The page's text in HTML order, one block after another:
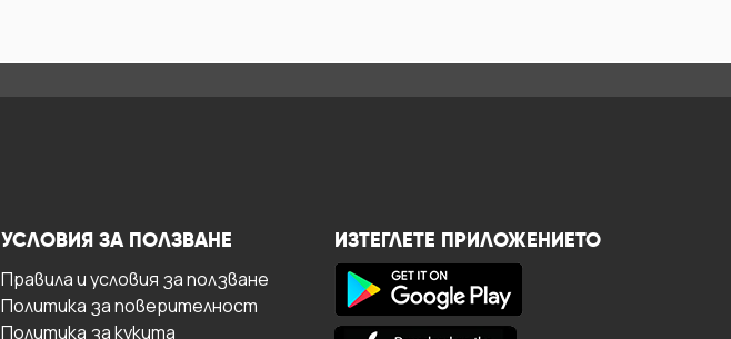
УСЛОВИЯ ЗА ПОЛЗВАНЕ
Правила и условия за ползване
Политика за поверителност
Политика за кукита
ИЗТЕГЛЕТЕ ПРИЛОЖЕНИЕТО